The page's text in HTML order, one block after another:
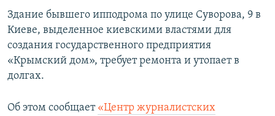
поискуИНФОГРАФИКА
ТЕЛЕПРОЕКТ КРЫМ.РЕАЛИИ
СОВЕТЫ ПРАВОЗАЩИТНИКОВ
ПРОПАВШИЕ БЕЗ ВЕСТИ
ПОБЕДИТЕЛЕЙ НЕ СУДЯТ?
КАК ОБОЙТИ БЛОКИРОВКУ
Українською
Qırımtatar
ПРИСОЕДИНЯЙТЕСЬ!
Здание бывшего ипподрома по улице Суворова, 9 в
Киеве, выделенное киевскими властями для
создания государственного предприятия
«Крымский дом», требует ремонта и утопает в
долгах.
Об этом сообщает «Центр журналистских